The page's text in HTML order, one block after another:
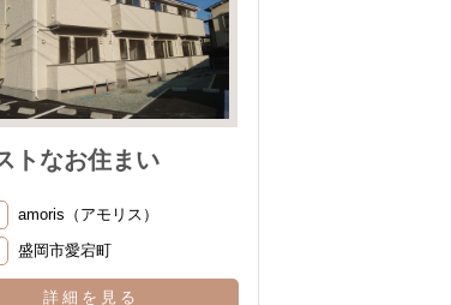
トなお住まい
amoris（アモリス）
盛岡市愛宕町
詳細を見る